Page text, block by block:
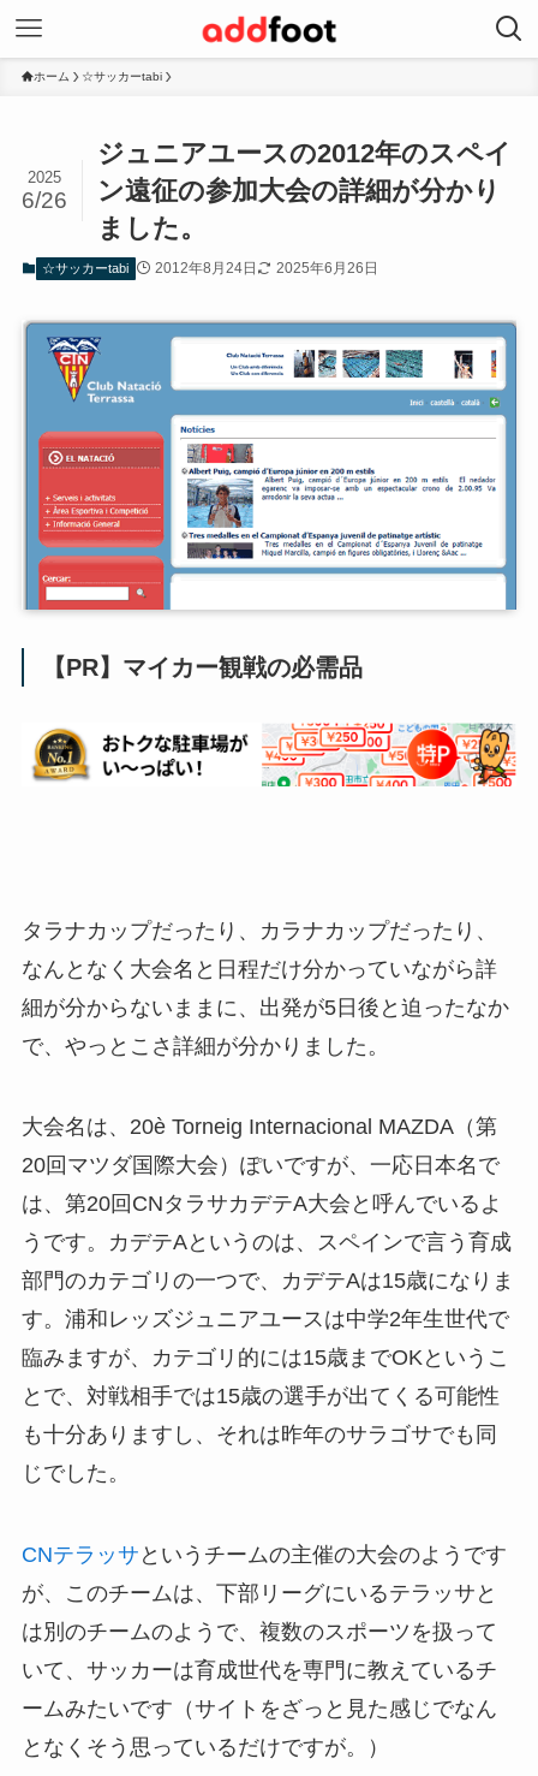
ホーム ☆サッカーtabi
ジュニアユースの2012年のスペイ
ン遠征の参加大会の詳細が分かり
ました。
2025
6/26
☆サッカーtabi 2012年8月24日 2025年6月26日
【PR】マイカー観戦の必需品
タラナカップだったり、カラナカップだったり、
なんとなく大会名と日程だけ分かっていながら詳
細が分からないままに、出発が5日後と迫ったなか
で、やっとこさ詳細が分かりました。
大会名は、20è Torneig Internacional MAZDA（第
20回マツダ国際大会）ぽいですが、一応日本名で
は、第20回CNタラサカデテA大会と呼んでいるよ
うです。カデテAというのは、スペインで言う育成
部門のカテゴリの一つで、カデテAは15歳になりま
す。浦和レッズジュニアユースは中学2年生世代で
臨みますが、カテゴリ的には15歳までOKというこ
とで、対戦相手では15歳の選手が出てくる可能性
も十分ありますし、それは昨年のサラゴサでも同
じでした。
CNテラッサ というチームの主催の大会のようです
が、このチームは、下部リーグにいるテラッサと
は別のチームのようで、複数のスポーツを扱って
いて、サッカーは育成世代を専門に教えているチ
ームみたいです（サイトをざっと見た感じでなん
となくそう思っているだけですが。）